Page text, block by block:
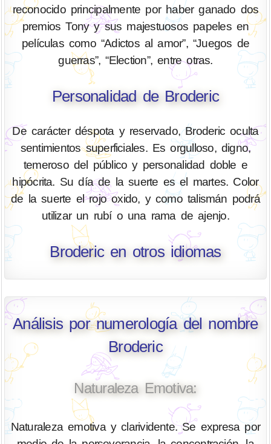
reconocido principalmente por haber ganado dos
premios Tony y sus majestuosos papeles en
películas como “Adictos al amor”, “Juegos de
guerras”, “Election”, entre otras.
Personalidad de Broderic
De carácter déspota y reservado, Broderic oculta
sentimientos superficiales. Es orgulloso, digno,
temeroso del público y personalidad doble e
hipócrita. Su día de la suerte es el martes. Color
de la suerte el rojo oxido, y como talismán podrá
utilizar un rubí o una rama de ajenjo.
Broderic en otros idiomas
Análisis por numerología del nombre
Broderic
Naturaleza Emotiva:
Naturaleza emotiva y clarividente. Se expresa por